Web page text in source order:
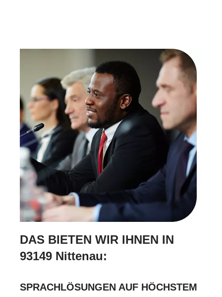
DAS BIETEN WIR IHNEN IN
93149 Nittenau:
SPRACHLÖSUNGEN AUF HÖCHSTEM